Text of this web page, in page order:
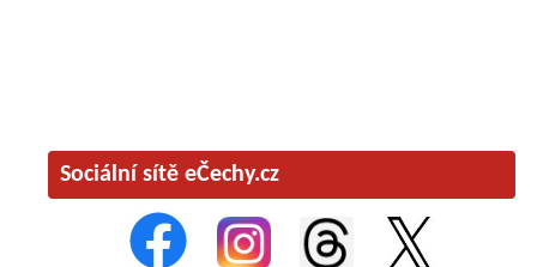
Sociální sítě eČechy.cz